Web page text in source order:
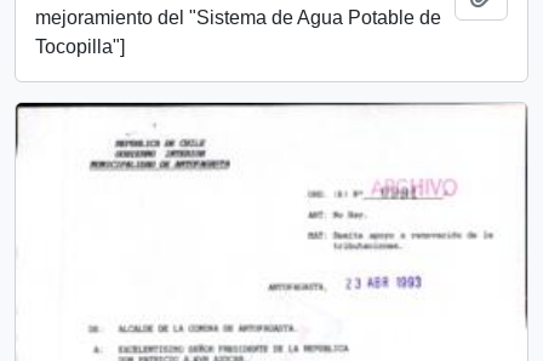
mejoramiento del "Sistema de Agua Potable de
Tocopilla"]